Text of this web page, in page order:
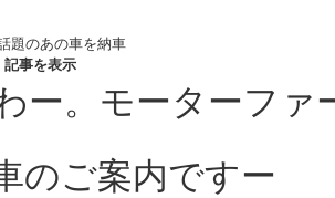
題のあの車を納車
事を表示
ー。モーターファ
のご案内ですー